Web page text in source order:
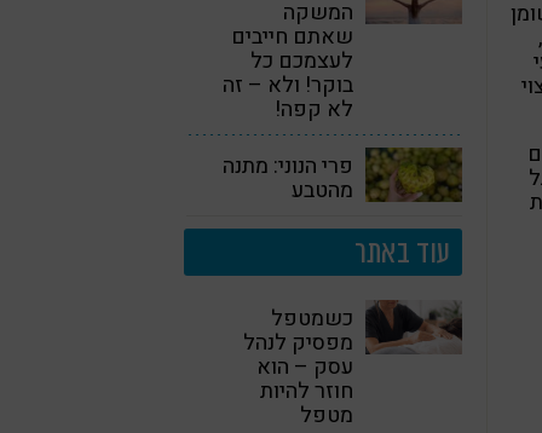
מהמצוי
המשקה
שאתם חייבים
לעצמכם כל
בוקר! ולא – זה
לא קפה!
פרי הנוני: מתנה
מהטבע
עוד באתר
כשמטפל
מפסיק לנהל
עסק – הוא
חוזר להיות
מטפל